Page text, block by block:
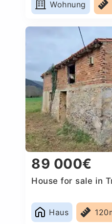
Wohnung
89 000€
House for sale in
Haus